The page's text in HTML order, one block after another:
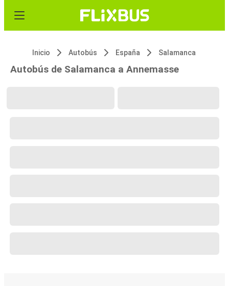
Inicio Autobús España Salamanca
Autobús de Salamanca a Annemasse